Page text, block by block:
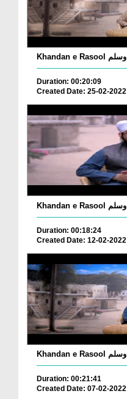
Duration: 00:20:09
Created Date: 25-02-2022
Duration: 00:18:24
Created Date: 12-02-2022
Duration: 00:21:41
Created Date: 07-02-2022